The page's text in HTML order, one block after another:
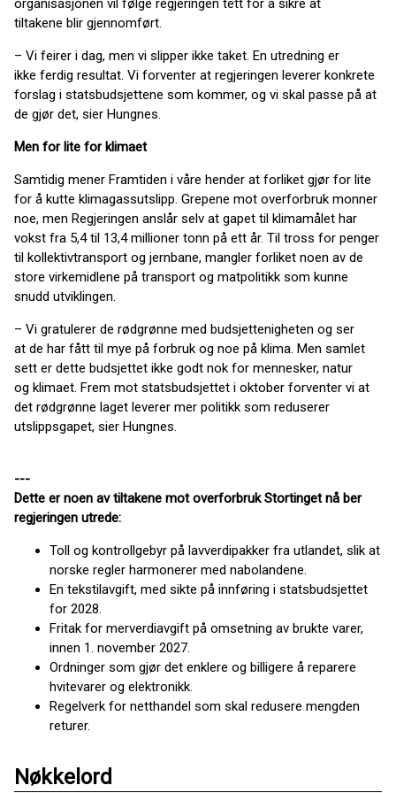
organisasjonen vil følge regjeringen tett for å sikre at
tiltakene blir gjennomført.
– Vi feirer i dag, men vi slipper ikke taket. En utredning er
ikke ferdig resultat. Vi forventer at regjeringen leverer konkrete
forslag i statsbudsjettene som kommer, og vi skal passe på at
de gjør det, sier Hungnes.
Men for lite for klimaet
Samtidig mener Framtiden i våre hender at forliket gjør for lite
for å kutte klimagassutslipp. Grepene mot overforbruk monner
noe, men Regjeringen anslår selv at gapet til klimamålet har
vokst fra 5,4 til 13,4 millioner tonn på ett år. Til tross for penger
til kollektivtransport og jernbane, mangler forliket noen av de
store virkemidlene på transport og matpolitikk som kunne
snudd utviklingen.
– Vi gratulerer de rødgrønne med budsjettenigheten og ser
at de har fått til mye på forbruk og noe på klima. Men samlet
sett er dette budsjettet ikke godt nok for mennesker, natur
og klimaet. Frem mot statsbudsjettet i oktober forventer vi at
det rødgrønne laget leverer mer politikk som reduserer
utslippsgapet, sier Hungnes.
---
Dette er noen av tiltakene mot overforbruk Stortinget nå ber
regjeringen utrede:
Toll og kontrollgebyr på lavverdipakker fra utlandet, slik at
norske regler harmonerer med nabolandene.
En tekstilavgift, med sikte på innføring i statsbudsjettet
for 2028.
Fritak for merverdiavgift på omsetning av brukte varer,
innen 1. november 2027.
Ordninger som gjør det enklere og billigere å reparere
hvitevarer og elektronikk.
Regelverk for netthandel som skal redusere mengden
returer.
Nøkkelord